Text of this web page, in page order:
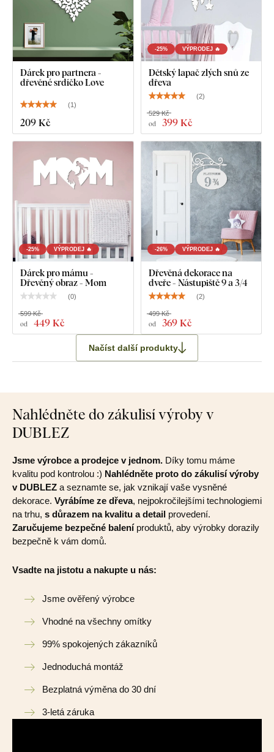
Dárek pro partnera -
dřevěné srdíčko Love
(1)
209 Kč
-25% VÝPRODEJ 🔥
Dětský lapač zlých snů ze
dřeva
(2)
od 399 Kč
529 Kč
-25% VÝPRODEJ 🔥
Dárek pro mámu -
Dřevěný obraz - Mom
(0)
od 449 Kč
599 Kč
-26% VÝPRODEJ 🔥
Dřevěná dekorace na
dveře - Nástupiště 9 a 3/4
(2)
od 369 Kč
499 Kč
Načíst další produkty
Nahlédněte do zákulisí výroby v
DUBLEZ
Jsme výrobce a prodejce v jednom. Díky tomu máme
kvalitu pod kontrolou :) Nahlédněte proto do zákulisí výroby
v DUBLEZ a seznamte se, jak vznikají vaše vysněné
dekorace. Vyrábíme ze dřeva, nejpokročilejšími technologiemi
na trhu, s důrazem na kvalitu a detail provedení.
Zaručujeme bezpečné baleníproduktů, aby výrobky dorazily
bezpečně k vám domů.
Vsadte na jistotu a nakupte u nás:
Jsme ověřený výrobce
Vhodné na všechny omítky
99% spokojených zákazníků
Jednoduchá montáž
Bezplatná výměna do 30 dní
3-letá záruka